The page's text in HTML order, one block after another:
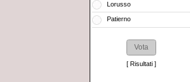
Lorusso
Patierno
[ Risultati ]